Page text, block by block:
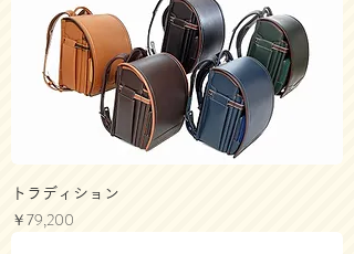
トラディション
価格
￥79,200